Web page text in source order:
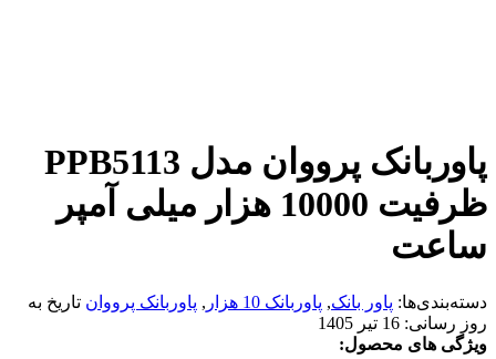
پاوربانک پرووان مدل PPB5113
ظرفیت 10000 هزار میلی آمپر
ساعت
دسته‌بندی‌ها: پاور بانک, پاوربانک 10 هزار , پاوربانک پرووان تاریخ به
روز رسانی: 16 تیر 1405
ویژگی های محصول: